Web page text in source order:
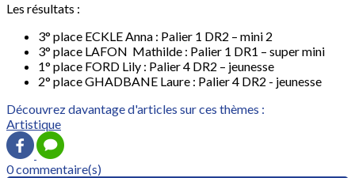
Les résultats :
3° place ECKLE Anna : Palier 1 DR2 – mini 2
3° place LAFON Mathilde : Palier 1 DR1 – super mini
1° place FORD Lily : Palier 4 DR2 – jeunesse
2° place GHADBANE Laure : Palier 4 DR2 - jeunesse
Découvrez davantage d'articles sur ces thèmes :
Artistique
0 commentaire(s)